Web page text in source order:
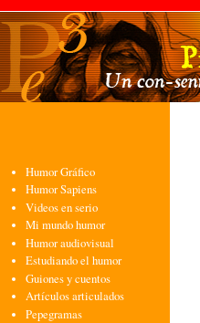
Humor Gráfico
Humor Sapiens
Videos en serio
Mi mundo humor
Humor audiovisual
Estudiando el humor
Guiones y cuentos
Artículos articulados
Pepegramas